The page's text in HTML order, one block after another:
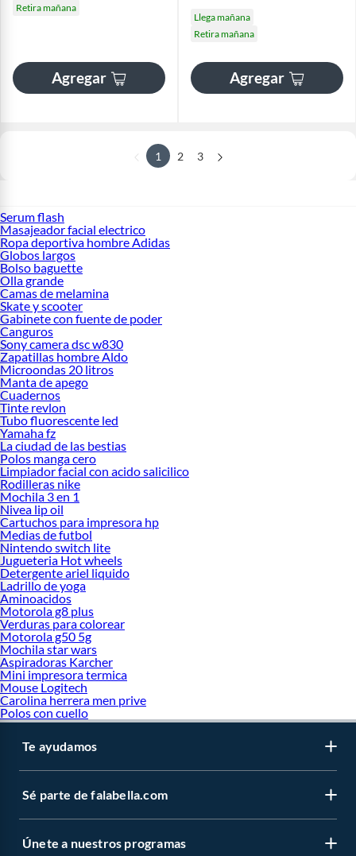
Retira mañana
Agregar
Llega mañana
Retira mañana
Agregar
1 2 3
Serum flash
Masajeador facial electrico
Ropa deportiva hombre Adidas
Globos largos
Bolso baguette
Olla grande
Camas de melamina
Skate y scooter
Gabinete con fuente de poder
Canguros
Sony camera dsc w830
Zapatillas hombre Aldo
Microondas 20 litros
Manta de apego
Cuadernos
Tinte revlon
Tubo fluorescente led
Yamaha fz
La ciudad de las bestias
Polos manga cero
Limpiador facial con acido salicilico
Rodilleras nike
Mochila 3 en 1
Nivea lip oil
Cartuchos para impresora hp
Medias de futbol
Nintendo switch lite
Jugueteria Hot wheels
Detergente ariel liquido
Ladrillo de yoga
Aminoacidos
Motorola g8 plus
Verduras para colorear
Motorola g50 5g
Mochila star wars
Aspiradoras Karcher
Mini impresora termica
Mouse Logitech
Carolina herrera men prive
Polos con cuello
Te ayudamos
Sé parte de falabella.com
Únete a nuestros programas